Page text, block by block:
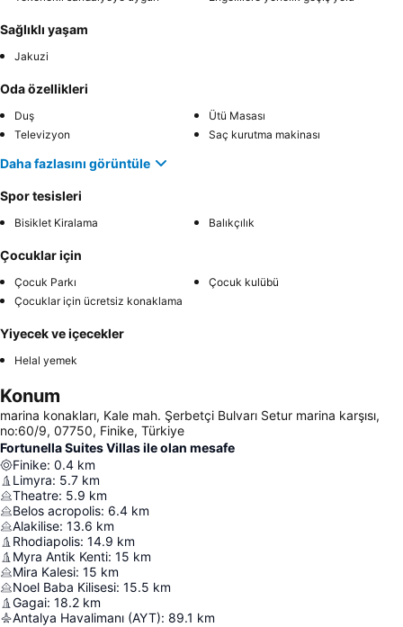
Sağlıklı yaşam
Jakuzi
Oda özellikleri
Duş
Ütü Masası
Televizyon
Saç kurutma makinası
Daha fazlasını görüntüle
Spor tesisleri
Bisiklet Kiralama Balıkçılık
Çocuklar için
Çocuk Parkı
Çocuk kulübü
Çocuklar için ücretsiz konaklama
Yiyecek ve içecekler
Helal yemek
Konum
marina konakları, Kale mah. Şerbetçi Bulvarı Setur marina karşısı,
no:60/9, 07750, Finike, Türkiye
Fortunella Suites Villas ile olan mesafe
Finike: 0.4 km
Limyra: 5.7 km
Theatre: 5.9 km
Belos acropolis: 6.4 km
Alakilise: 13.6 km
Rhodiapolis: 14.9 km
Myra Antik Kenti: 15 km
Mira Kalesi: 15 km
Noel Baba Kilisesi: 15.5 km
Gagai: 18.2 km
Antalya Havalimanı (AYT): 89.1 km